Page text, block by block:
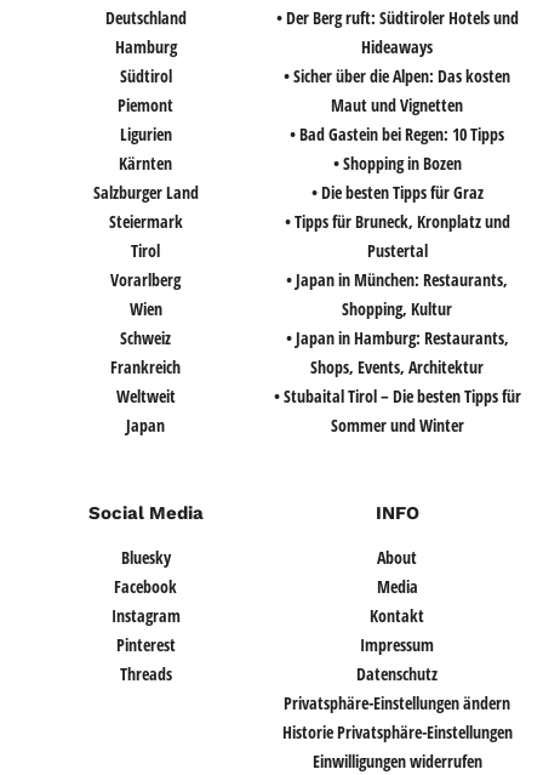
Deutschland
Hamburg
Südtirol
Piemont
Ligurien
Kärnten
Salzburger Land
Steiermark
Tirol
Vorarlberg
Wien
Schweiz
Frankreich
Weltweit
Japan
• Der Berg ruft: Südtiroler Hotels und
Hideaways
• Sicher über die Alpen: Das kosten
Maut und Vignetten
• Bad Gastein bei Regen: 10 Tipps
• Shopping in Bozen
• Die besten Tipps für Graz
• Tipps für Bruneck, Kronplatz und
Pustertal
• Japan in München: Restaurants,
Shopping, Kultur
• Japan in Hamburg: Restaurants,
Shops, Events, Architektur
• Stubaital Tirol – Die besten Tipps für
Sommer und Winter
Social Media
Bluesky
Facebook
Instagram
Pinterest
Threads
INFO
About
Media
Kontakt
Impressum
Datenschutz
Privatsphäre-Einstellungen ändern
Historie Privatsphäre-Einstellungen
Einwilligungen widerrufen